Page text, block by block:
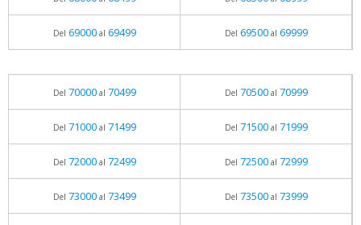
Del 69000al 69499 Del 69500al 69999
Del 70000al 70499 Del 70500al 70999
Del 71000al 71499 Del 71500al 71999
Del 72000al 72499 Del 72500al 72999
Del 73000al 73499 Del 73500al 73999